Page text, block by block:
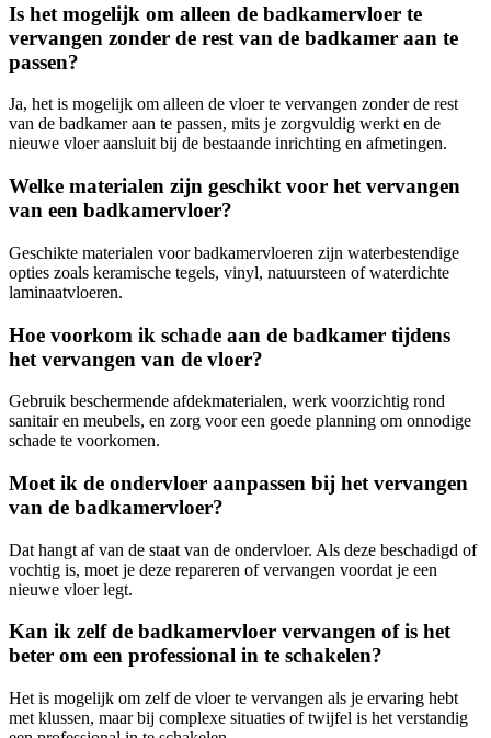
Is het mogelijk om alleen de badkamervloer te
vervangen zonder de rest van de badkamer aan te
passen?
Ja, het is mogelijk om alleen de vloer te vervangen zonder de rest
van de badkamer aan te passen, mits je zorgvuldig werkt en de
nieuwe vloer aansluit bij de bestaande inrichting en afmetingen.
Welke materialen zijn geschikt voor het vervangen
van een badkamervloer?
Geschikte materialen voor badkamervloeren zijn waterbestendige
opties zoals keramische tegels, vinyl, natuursteen of waterdichte
laminaatvloeren.
Hoe voorkom ik schade aan de badkamer tijdens
het vervangen van de vloer?
Gebruik beschermende afdekmaterialen, werk voorzichtig rond
sanitair en meubels, en zorg voor een goede planning om onnodige
schade te voorkomen.
Moet ik de ondervloer aanpassen bij het vervangen
van de badkamervloer?
Dat hangt af van de staat van de ondervloer. Als deze beschadigd of
vochtig is, moet je deze repareren of vervangen voordat je een
nieuwe vloer legt.
Kan ik zelf de badkamervloer vervangen of is het
beter om een professional in te schakelen?
Het is mogelijk om zelf de vloer te vervangen als je ervaring hebt
met klussen, maar bij complexe situaties of twijfel is het verstandig